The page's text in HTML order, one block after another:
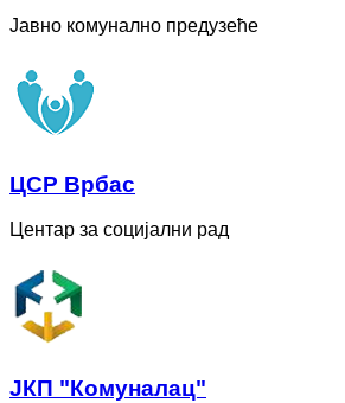
Јавно комунално предузеће
ЦСР Врбас
Центар за социјални рад
ЈКП "Комуналац"